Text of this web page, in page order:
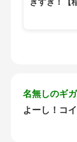
きすぎ！【
名無しのギ
よーし！コ